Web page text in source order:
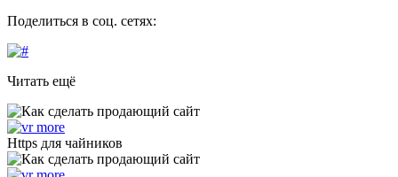
Поделиться в соц. сетях:
Читать ещё
Https для чайников